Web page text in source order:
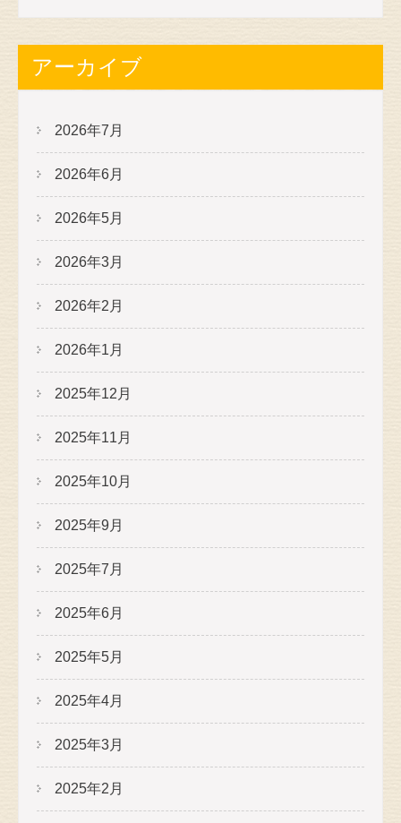
アーカイブ
2026年7月
2026年6月
2026年5月
2026年3月
2026年2月
2026年1月
2025年12月
2025年11月
2025年10月
2025年9月
2025年7月
2025年6月
2025年5月
2025年4月
2025年3月
2025年2月